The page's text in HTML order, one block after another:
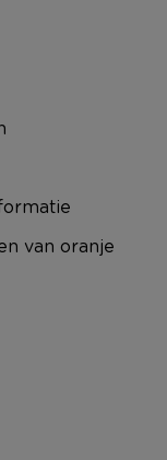
van oranje